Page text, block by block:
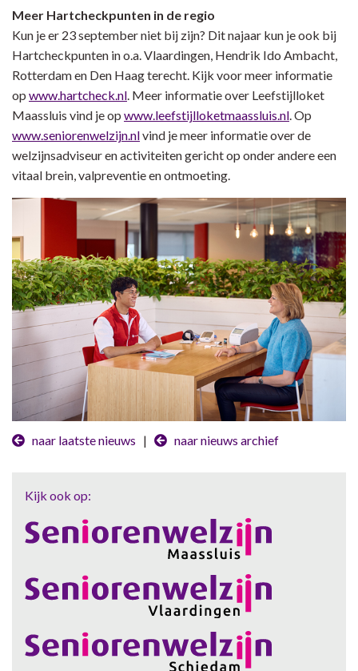
Meer Hartcheckpunten in de regio
Kun je er 23 september niet bij zijn? Dit najaar kun je ook bij
Hartcheckpunten in o.a. Vlaardingen, Hendrik Ido Ambacht,
Rotterdam en Den Haag terecht. Kijk voor meer informatie
op www.hartcheck.nl. Meer informatie over Leefstijlloket
Maassluis vind je op www.leefstijlloketmaassluis.nl. Op
www.seniorenwelzijn.nlvind je meer informatie over de
welzijnsadviseur en activiteiten gericht op onder andere een
vitaal brein, valpreventie en ontmoeting.
naar laatste nieuws | naar nieuws archief
Kijk ook op: